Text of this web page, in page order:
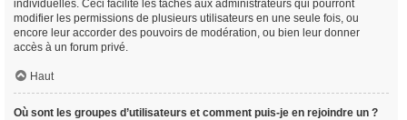
individuelles. Ceci facilite les tâches aux administrateurs qui pourront
modifier les permissions de plusieurs utilisateurs en une seule fois, ou
encore leur accorder des pouvoirs de modération, ou bien leur donner
accès à un forum privé.
Haut
Où sont les groupes d’utilisateurs et comment puis-je en rejoindre un ?